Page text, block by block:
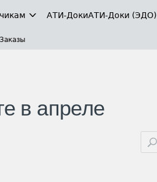
АТИ-ДокиАТИ-Доки (ЭДО)
Заказы
в апреле